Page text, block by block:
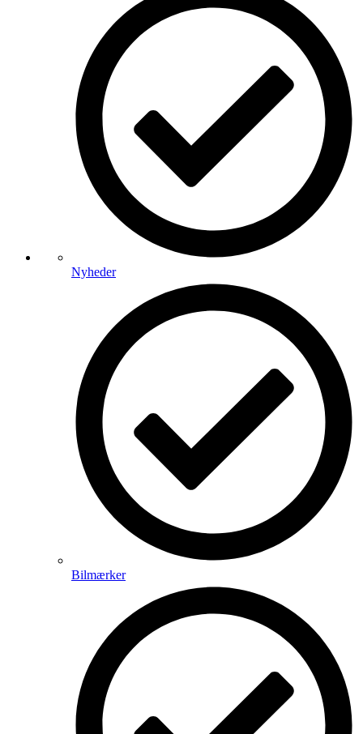
Nyheder
Bilmærker